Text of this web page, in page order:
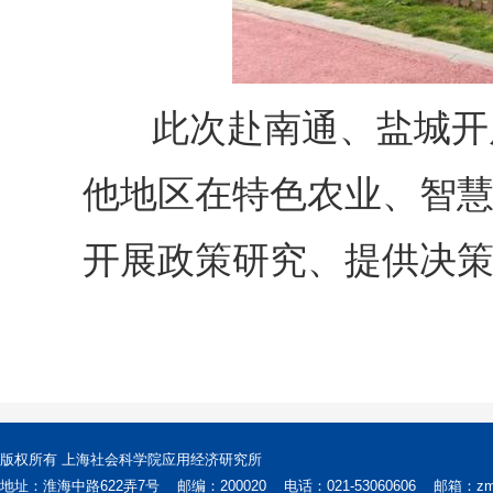
此次赴南通、盐城开
他地区在特色农业、智
开展政策研究、提供决
版权所有 上海社会科学院应用经济研究所
地址：淮海中路622弄7号
邮编：200020 电话：021-53060606
邮箱：